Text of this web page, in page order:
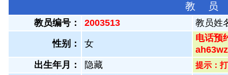
教 员
教员编号： 2003513 教员姓
性别： 女
电话预
出生年月：
隐藏 提示：